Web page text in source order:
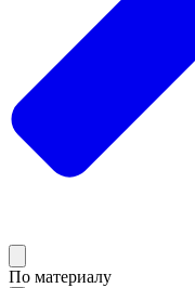
По материалу